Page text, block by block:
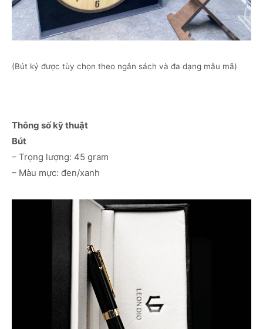
(Bút ký được tùy chọn theo ngân sách và đa dạng mẫu mã)
Thông số kỹ thuật
Bút
– Trọng lượng: 45 gram
– Màu mực: đen/xanh